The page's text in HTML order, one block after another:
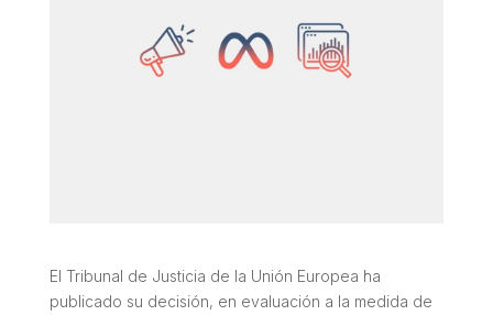
El Tribunal de Justicia de la Unión Europea ha
publicado su decisión, en evaluación a la medida de